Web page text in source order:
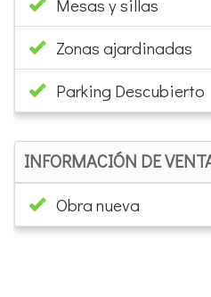
INFORMACIÓN DE VENTA
Obra nueva
ubicación